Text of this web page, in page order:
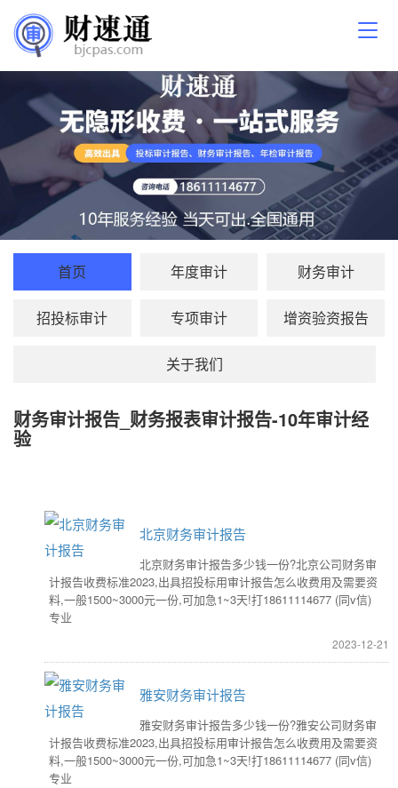
首页 年度审计 财务审计
招投标审计 专项审计 增资验资报告
关于我们
财务审计报告_财务报表审计报告-10年审计经
验
北京财务审计报告
北京财务审计报告多少钱一份?北京公司财务审
计报告收费标准2023,出具招投标用审计报告怎么收费用及需要资
料,一般1500~3000元一份,可加急1~3天!打18611114677 (同v信)
专业
2023-12-21
雅安财务审计报告
雅安财务审计报告多少钱一份?雅安公司财务审
计报告收费标准2023,出具招投标用审计报告怎么收费用及需要资
料,一般1500~3000元一份,可加急1~3天!打18611114677 (同v信)
专业